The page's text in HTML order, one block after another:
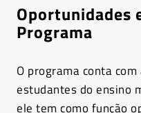
Oportunidades
Programa
O programa conta
estudantes do ensino
ele tem como função